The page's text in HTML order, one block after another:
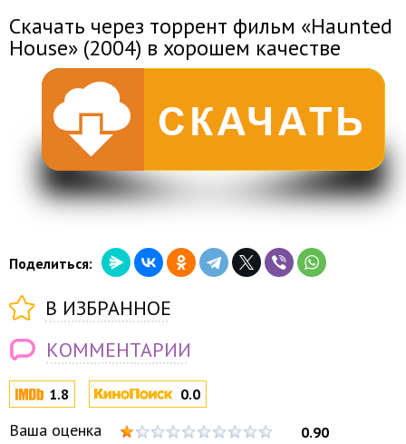
1.8 0.0
Ваша оценка 0.90
Скачать через торрент фильм «Haunted
House» (2004) в хорошем качестве
Поделиться:
В ИЗБРАННОЕ
КОММЕНТАРИИ